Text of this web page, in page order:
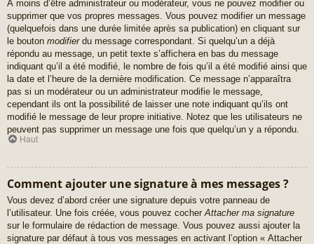
À moins d’être administrateur ou modérateur, vous ne pouvez modifier ou
supprimer que vos propres messages. Vous pouvez modifier un message
(quelquefois dans une durée limitée après sa publication) en cliquant sur
le bouton modifierdu message correspondant. Si quelqu’un a déjà
répondu au message, un petit texte s’affichera en bas du message
indiquant qu’il a été modifié, le nombre de fois qu’il a été modifié ainsi que
la date et l’heure de la dernière modification. Ce message n’apparaîtra
pas si un modérateur ou un administrateur modifie le message,
cependant ils ont la possibilité de laisser une note indiquant qu’ils ont
modifié le message de leur propre initiative. Notez que les utilisateurs ne
peuvent pas supprimer un message une fois que quelqu’un y a répondu.
Haut
Comment ajouter une signature à mes messages ?
Vous devez d’abord créer une signature depuis votre panneau de
l’utilisateur. Une fois créée, vous pouvez cocher Attacher ma signature
sur le formulaire de rédaction de message. Vous pouvez aussi ajouter la
signature par défaut à tous vos messages en activant l’option « Attacher